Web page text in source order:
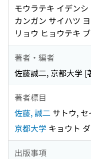
モウラテキ イデン
カンガン サイハツ
リョウ ヒョウテキ
著者・編者
佐藤誠二, 京都大学 [
著者標目
佐藤, 誠二 サトウ, セ
京都大学 キョウト
出版事項